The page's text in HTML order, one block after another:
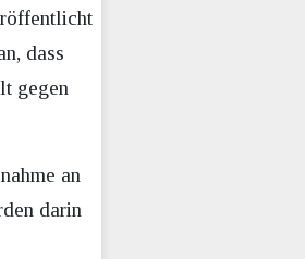
dass
gegen
an
darin